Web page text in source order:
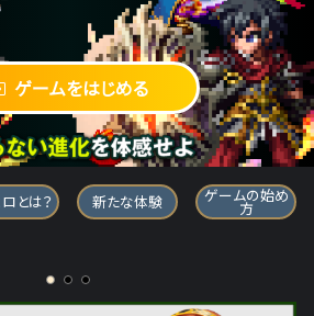
ゲームをはじめる
ティア ヒーローズ
とは？ 新たな体験 ゲームの始め
方